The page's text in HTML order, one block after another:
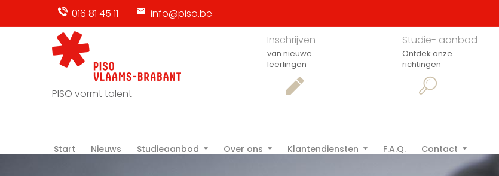
016 81 45 11 info@piso.be
PISO vormt talent
Inschrijven
van nieuwe
leerlingen
Studie- aanbod
Ontdek onze
richtingen
Start Nieuws Studieaanbod Over ons Klantendiensten F.A.Q. Contact